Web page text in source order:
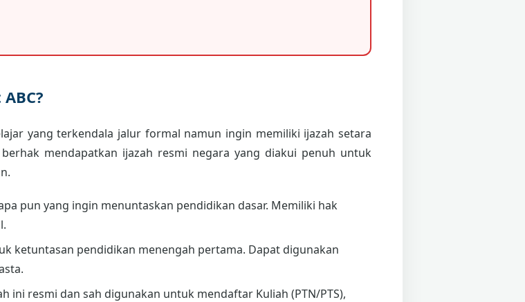
yang terkendala jalur formal namun ingin memiliki ijazah setara
mendapatkan ijazah resmi negara yang diakui penuh untuk
pun yang ingin menuntaskan pendidikan dasar. Memiliki hak
ketuntasan pendidikan menengah pertama. Dapat digunakan
ini resmi dan sah digunakan untuk mendaftar Kuliah (PTN/PTS),